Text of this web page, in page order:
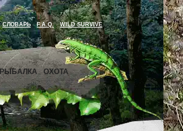
СЛОВАРЬ F.A.Q. WILD SURVIVE
РЫБАЛКА ОХОТА